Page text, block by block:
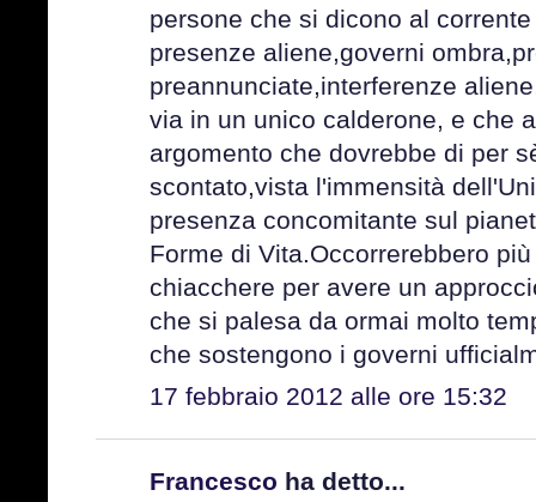
persone che si dicono al
presenze aliene,governi
preannunciate,interferenze
via in un unico calderone, e che
argomento che dovrebbe di per
scontato,vista l'immensità
presenza concomitante sul
Forme di Vita.Occorrerebbero
chiacchere per avere un
che si palesa da ormai molto
che sostengono i governi
17 febbraio 2012 alle ore 15:32
Francesco ha detto...